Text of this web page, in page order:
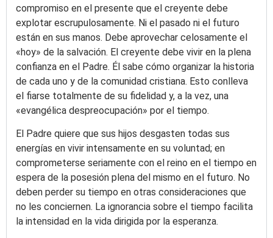
compromiso en el presente que el creyente debe
explotar escrupulosamente. Ni el pasado ni el futuro
están en sus manos. Debe aprovechar celosamente el
«hoy» de la salvación. El creyente debe vivir en la plena
confianza en el Padre. Él sabe cómo organizar la historia
de cada uno y de la comunidad cristiana. Esto conlleva
el fiarse totalmente de su fidelidad y, a la vez, una
«evangélica despreocupación» por el tiempo.
El Padre quiere que sus hijos desgasten todas sus
energías en vivir intensamente en su voluntad; en
comprometerse seriamente con el reino en el tiempo en
espera de la posesión plena del mismo en el futuro. No
deben perder su tiempo en otras consideraciones que
no les conciernen. La ignorancia sobre el tiempo facilita
la intensidad en la vida dirigida por la esperanza.